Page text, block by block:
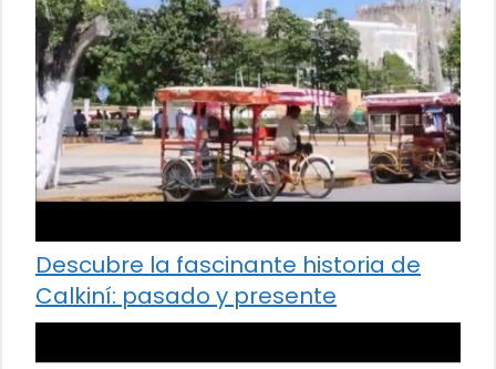
Descubre la fascinante historia de
Calkiní: pasado y presente